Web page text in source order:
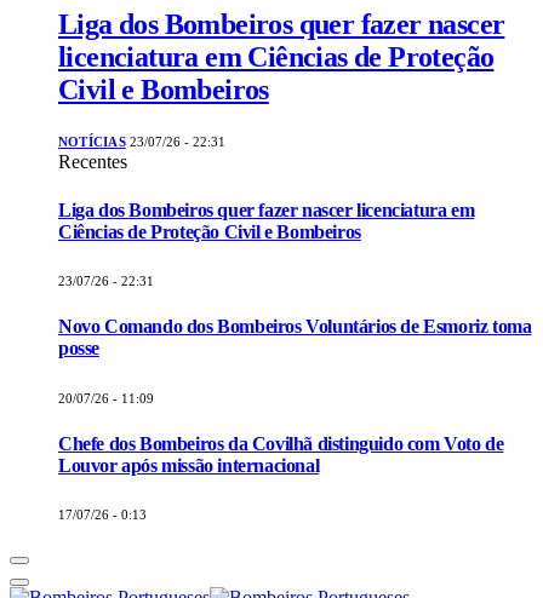
Liga dos Bombeiros quer fazer nascer
licenciatura em Ciências de Proteção
Civil e Bombeiros
NOTÍCIAS 23/07/26 - 22:31
Recentes
Liga dos Bombeiros quer fazer nascer licenciatura em
Ciências de Proteção Civil e Bombeiros
23/07/26 - 22:31
Novo Comando dos Bombeiros Voluntários de Esmoriz toma
posse
20/07/26 - 11:09
Chefe dos Bombeiros da Covilhã distinguido com Voto de
Louvor após missão internacional
17/07/26 - 0:13